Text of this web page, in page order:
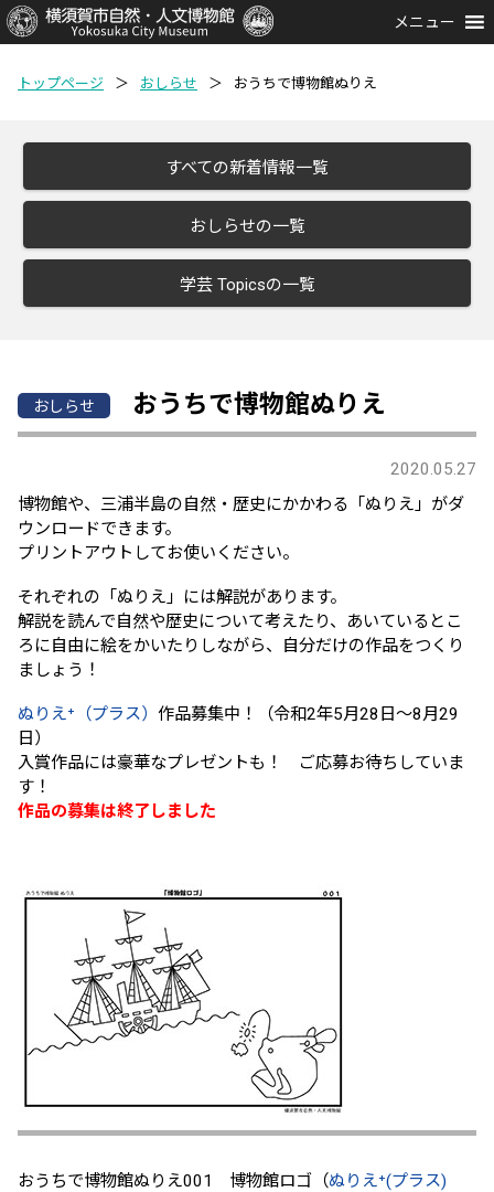
メニュー
トップページ ＞ おしらせ ＞ おうちで博物館ぬりえ
すべての新着情報一覧
おしらせの一覧
学芸 Topicsの一覧
おしらせ おうちで博物館ぬりえ
2020.05.27
博物館や、三浦半島の自然・歴史にかかわる「ぬりえ」がダ
ウンロードできます。
プリントアウトしてお使いください。
それぞれの「ぬりえ」には解説があります。
解説を読んで自然や歴史について考えたり、あいているとこ
ろに自由に絵をかいたりしながら、自分だけの作品をつくり
ましょう！
ぬりえ⁺（プラス） 作品募集中！（令和2年5月28日～8月29
日）
入賞作品には豪華なプレゼントも！ ご応募お待ちしていま
す！
作品の募集は終了しました
おうちで博物館ぬりえ001 博物館ロゴ（ぬりえ⁺(プラス)